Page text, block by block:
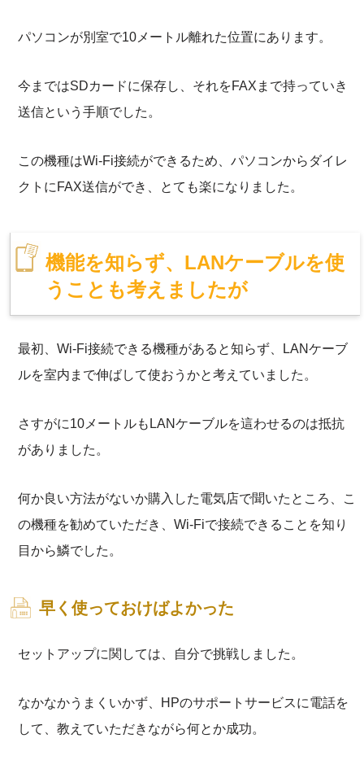
パソコンが別室で10メートル離れた位置にあります。
今まではSDカードに保存し、それをFAXまで持っていき
送信という手順でした。
この機種はWi-Fi接続ができるため、パソコンからダイレ
クトにFAX送信ができ、とても楽になりました。
機能を知らず、LANケーブルを使
うことも考えましたが
最初、Wi-Fi接続できる機種があると知らず、LANケーブ
ルを室内まで伸ばして使おうかと考えていました。
さすがに10メートルもLANケーブルを這わせるのは抵抗
がありました。
何か良い方法がないか購入した電気店で聞いたところ、こ
の機種を勧めていただき、Wi-Fiで接続できることを知り
目から鱗でした。
早く使っておけばよかった
セットアップに関しては、自分で挑戦しました。
なかなかうまくいかず、HPのサポートサービスに電話を
して、教えていただきながら何とか成功。